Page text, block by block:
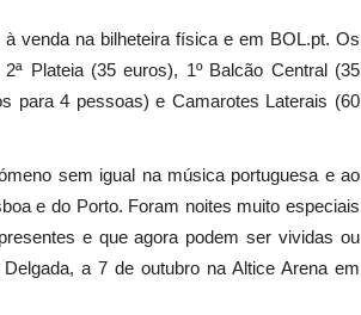
venda na bilheteira física e em BOL.pt. Os
Plateia (35 euros), 1º Balcão Central (35
para 4 pessoas) e Camarotes Laterais (60
sem igual na música portuguesa e ao
e do Porto. Foram noites muito especiais
e que agora podem ser vividas ou
a 7 de outubro na Altice Arena em